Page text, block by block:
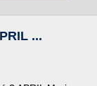
...